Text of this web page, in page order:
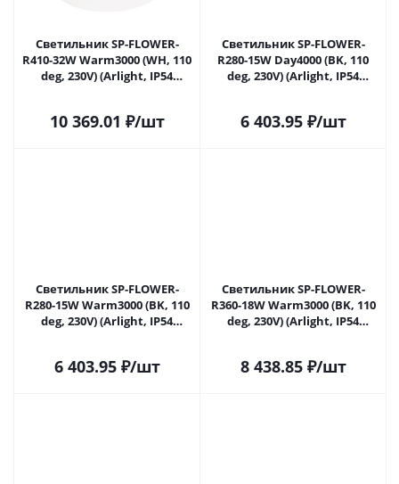
Светильник SP-FLOWER-
R410-32W Warm3000 (WH, 110
deg, 230V) (Arlight, IP54
10 369.01 ₽/шт
Светильник SP-FLOWER-
R280-15W Day4000 (BK, 110
deg, 230V) (Arlight, IP54
6 403.95₽/шт
Светильник SP-FLOWER-
R280-15W Warm3000 (BK, 110
deg, 230V) (Arlight, IP54
6 403.95₽/шт
Светильник SP-FLOWER-
R360-18W Warm3000 (BK, 110
deg, 230V) (Arlight, IP54
8 438.85₽/шт